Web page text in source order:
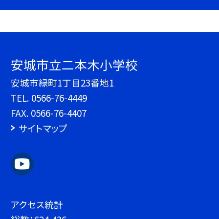
安城市立二本木小学校
安城市緑町1丁目23番地1
TEL. 0566-76-4449
FAX. 0566-76-4407
サイトマップ
アクセス統計